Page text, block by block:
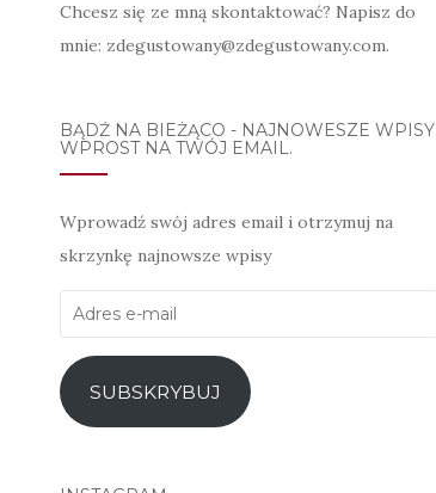
Chcesz się ze mną skontaktować? Napisz do
mnie: zdegustowany@zdegustowany.com.
BĄDŹ NA BIEŻĄCO - NAJNOWESZE WPISY
WPROST NA TWÓJ EMAIL.
Wprowadź swój adres email i otrzymuj na
skrzynkę najnowsze wpisy
Adres
mail
SUBSKRYBUJ